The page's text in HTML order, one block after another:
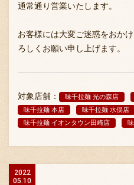
通常通り営業いたします。
お客様には大変ご迷惑をおか
ろしくお願い申し上げます。
対象店舗： 味千拉麺 光の森店
味千拉麺 本店
味千拉麺 水俣店
味千拉麺 イオンタウン田崎店
2022
05.10